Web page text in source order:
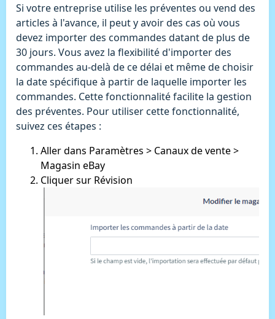
Si votre entreprise utilise les préventes ou vend des
articles à l'avance, il peut y avoir des cas où vous
devez importer des commandes datant de plus de
30 jours. Vous avez la flexibilité d'importer des
commandes au-delà de ce délai et même de choisir
la date spécifique à partir de laquelle importer les
commandes. Cette fonctionnalité facilite la gestion
des préventes. Pour utiliser cette fonctionnalité,
suivez ces étapes :
Aller dans Paramètres > Canaux de vente >
Magasin eBay
Cliquer sur Révision